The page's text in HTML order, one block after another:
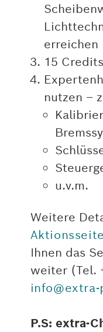
erreichen
15
nutzen –
u.v.m.
Weitere
Aktionsseite
Ihnen das
weiter (Tel.
P.S: extra-